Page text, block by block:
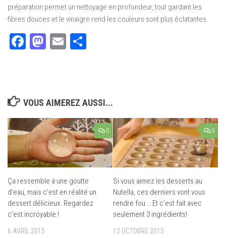
préparation permet un nettoyage en profondeur, tout gardant les
fibres douces et le vinaigre rend les couleurs sont plus éclatantes.
Facebook
Mastodon
Email
VOUS AIMEREZ AUSSI...
0
Ça ressemble à une goutte
d’eau, mais c’est en réalité un
dessert délicieux. Regardez
c’est incroyable !
6 AVRIL 2015
0
Si vous aimez les desserts au
Nutella, ces derniers vont vous
rendre fou … Et c’est fait avec
seulement 3 ingrédients!
12 OCTOBRE 2015